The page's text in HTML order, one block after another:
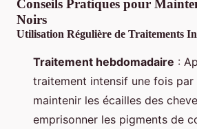
Conseils Pratiques pour
Noirs
Utilisation Régulière de Traitements
Traitement hebdomadaire :
traitement intensif une fois par
maintenir les écailles des
emprisonner les pigments de